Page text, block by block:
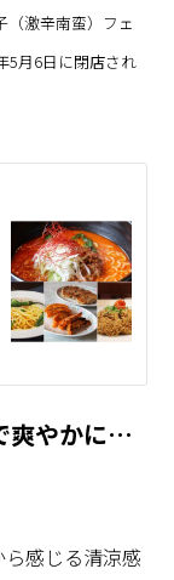
激辛南蛮）フェ
5月6日に閉店され
爽やかに…
感じる清涼感